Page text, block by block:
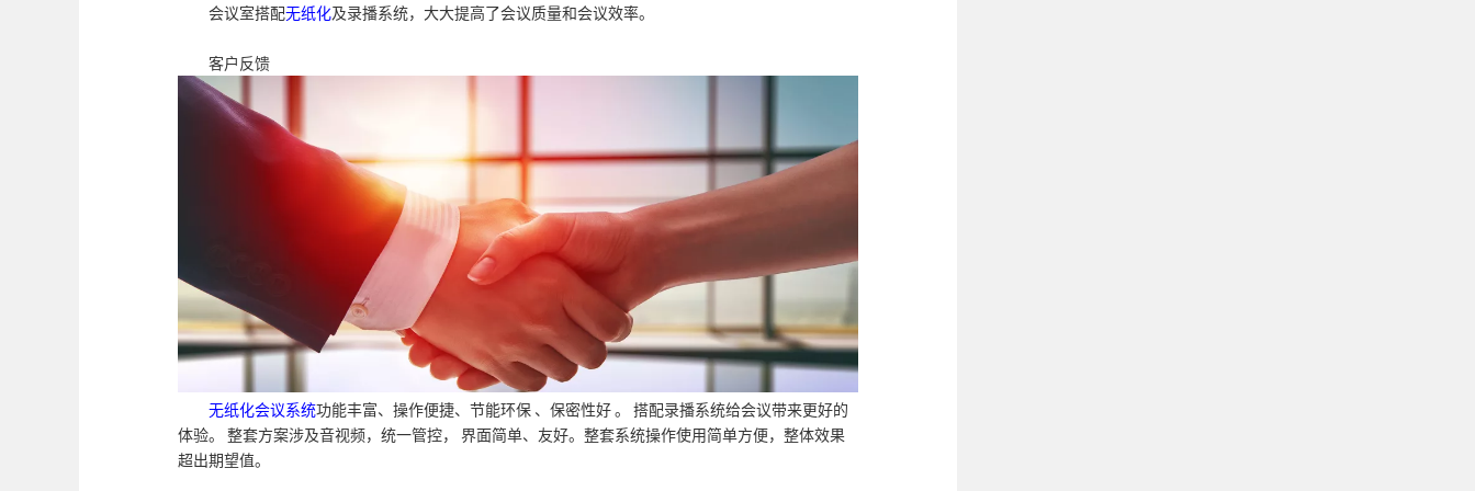
会议室搭配无纸化及录播系统，大大提高了会议质量和会议效率。
客户反馈
无纸化会议系统功能丰富、操作便捷、节能环保 、保密性好 。 搭配录播系统给会议带来更好的
体验。 整套方案涉及音视频，统一管控， 界面简单、友好。整套系统操作使用简单方便，整体效果
超出期望值。